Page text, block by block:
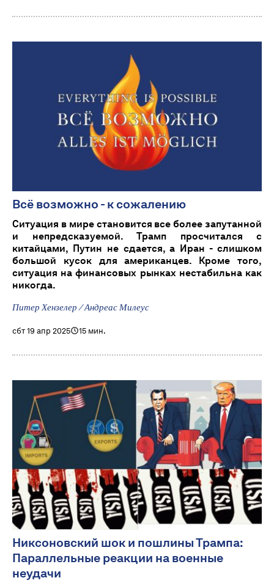
Всё возможно - к сожалению
Ситуация в мире становится все более запутанной
и непредсказуемой. Трамп просчитался с
китайцами, Путин не сдается, а Иран - слишком
большой кусок для американцев. Кроме того,
ситуация на финансовых рынках нестабильна как
никогда.
Питер Хензелер / Андреас Милеус
сбт 19 апр 2025 15 мин.
Никсоновский шок и пошлины Трампа:
Параллельные реакции на военные
неудачи